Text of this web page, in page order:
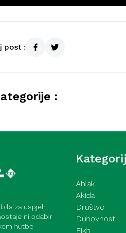
post :
:
za uspjeh
ni odabir
hutbe
Ahlak
Akida
Društvo
Duhovnost
Fikh